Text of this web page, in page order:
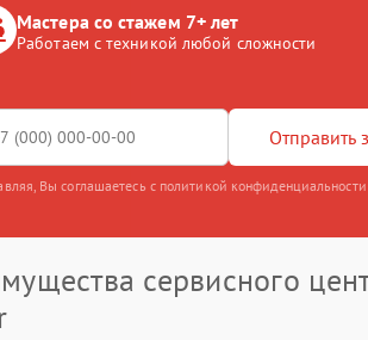
Мастера со стажем 7+ лет
Работаем с техникой любой сложности
Отправить
Вы соглашаетесь с политикой конфиденциальности
сервисного